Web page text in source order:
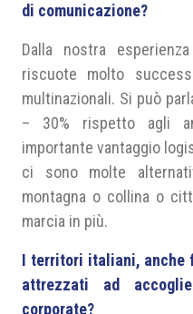
di comunicazione?
Dalla nostra
riscuote molto
multinazionali. Si può
– 30% rispetto agli
importante vantaggio
ci sono molte
montagna o collina o
marcia in più.
I territori italiani, anche
attrezzati ad
corporate?